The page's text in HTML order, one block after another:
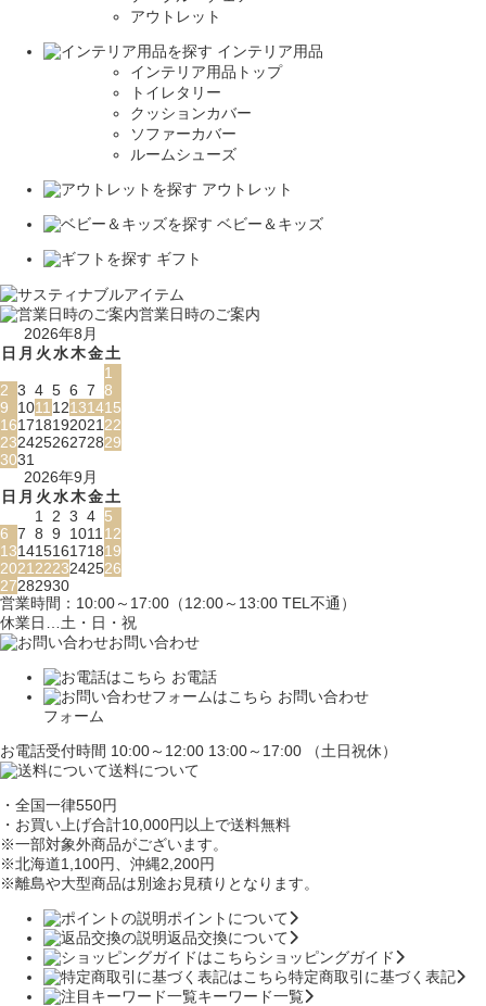
アウトレット
インテリア用品
インテリア用品トップ
トイレタリー
クッションカバー
ソファーカバー
ルームシューズ
アウトレット
ベビー＆キッズ
ギフト
営業日時のご案内
2026年8月
日 月 火水木金土
1
2 3 4 5 6 7 8
9
1011 12131415
161718192021 22
23242526272829
3031
2026年9月
日 月 火水木金土
1
2 3 4 5
6 7 8 9 1011 12
13141516171819
2021 2223242526
27282930
営業時間：10:00～17:00（12:00～13:00 TEL不通）
休業日…土・日・祝
お問い合わせ
お電話
お問い合わせ
フォーム
お電話受付時間 10:00～12:00 13:00～17:00 （土日祝休）
送料について
・全国一律550円
・お買い上げ合計10,000円以上で送料無料
※一部対象外商品がございます。
※北海道1,100円 、沖縄2,200円
※離島や大型商品は別途お見積りとなります。
ポイントについて
返品交換について
ショッピングガイド
特定商取引に基づく表記
キーワード一覧